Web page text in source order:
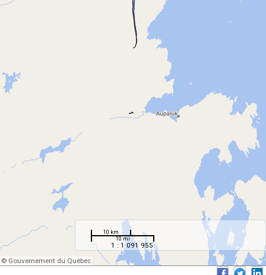
10 km
10 mi
1 : 1 091 955
© Gouvernement du Québec